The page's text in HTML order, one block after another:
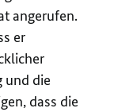
angerufen.
er
und die
dass die